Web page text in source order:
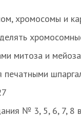
хромосомы и
митоза и
печатными
№ 3, 5, 6, 7, 8